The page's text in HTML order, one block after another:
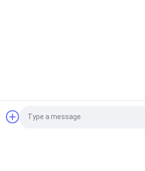
Label Woven PakaianQuote request suatu